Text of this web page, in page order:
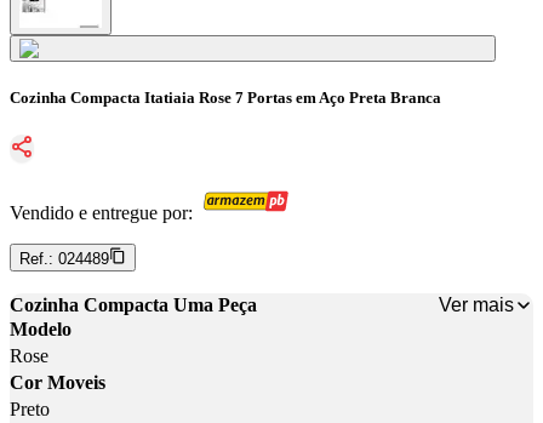
Cozinha Compacta Itatiaia Rose 7 Portas em Aço Preta Branca
Vendido e entregue por:
Ref.: 024489
Cozinha Compacta Uma Peça
Ver mais
Modelo
Rose
Cor Moveis
Preto